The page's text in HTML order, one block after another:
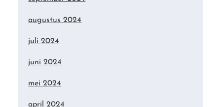
augustus 2024
juli 2024
juni 2024
mei 2024
april 2024